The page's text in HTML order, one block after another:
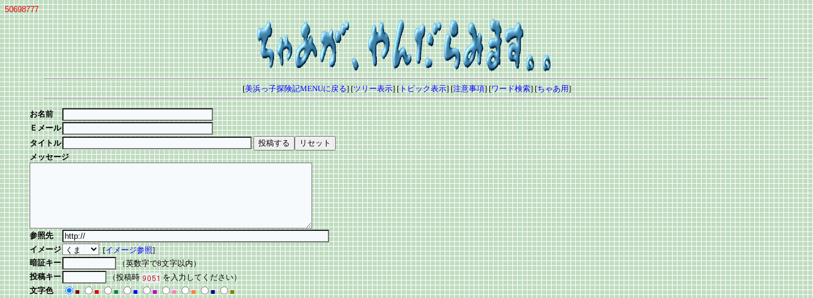
50698777
[美浜っ子探険記MENUに戻る] [ツリー表示] [トピック表示] [注意事項] [ワード検索] [ちゃあ用]
お名前
Ｅメール
タイトル
メッセージ
参照先
イメージ
[イメージ参照]
暗証キー
（英数字で8文字以内）
投稿キー
（投稿時
を入力してください）
文字色
■ ■ ■ ■ ■ ■ ■ ■ ■